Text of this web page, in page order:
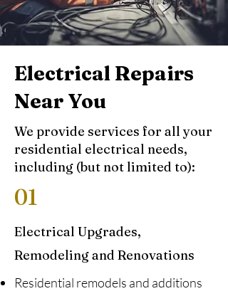
Electrical Repairs
Near You
We provide services for all your
residential electrical needs,
including (but not limited to):
01
Electrical Upgrades,
Remodeling and Renovations
Residential remodels and additions